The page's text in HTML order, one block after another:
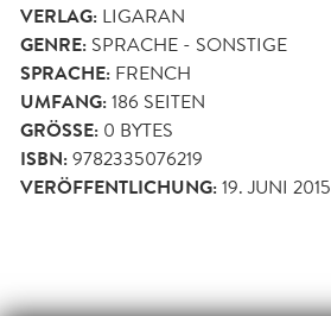
VERLAG: LIGARAN
GENRE: SPRACHE - SONSTIGE
SPRACHE: FRENCH
UMFANG:186 SEITEN
GRÖSSE: 0 BYTES
ISBN:9782335076219
VERÖFFENTLICHUNG:19. JUNI 2015